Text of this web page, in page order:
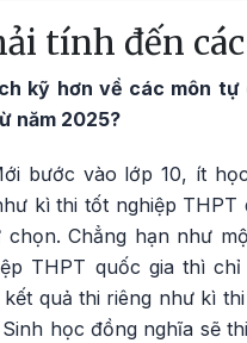
tính đến
kỹ hơn về các môn
năm 2025?
bước vào lớp 10, ít
kì thi tốt nghiệp
Chẳng hạn như
THPT quốc gia thì
quả thi riêng như kì
học đồng nghĩa sẽ